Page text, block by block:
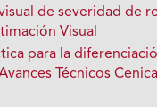
de severidad de
Visual
para la
Técnicos